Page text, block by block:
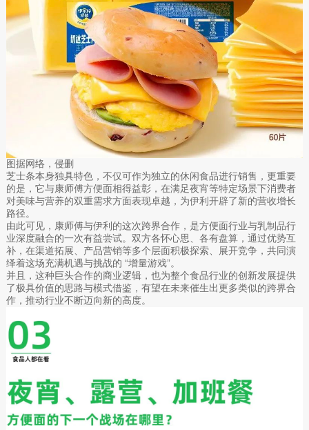
图据网络，侵删
芝士条本身独具特色，不仅可作为独立的休闲食品进行销售，更重要
的是，它与康师傅方便面相得益彰，在满足夜宵等特定场景下消费者
对美味与营养的双重需求方面表现卓越，为伊利开辟了新的营收增长
路径。
由此可见，康师傅与伊利的这次跨界合作，是方便面行业与乳制品行
业深度融合的一次有益尝试。双方各怀心思、各有盘算，通过优势互
补，在渠道拓展、产品营销等多个层面积极探索、展开竞争，共同演
绎着这场充满机遇与挑战的 “增量游戏”。
并且，这种巨头合作的商业逻辑，也为整个食品行业的创新发展提供
了极具价值的思路与模式借鉴，有望在未来催生出更多类似的跨界合
作，推动行业不断迈向新的高度。